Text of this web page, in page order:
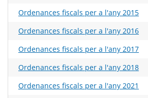
Ordenances fiscals per a l'any 2015
Ordenances fiscals per a l'any 2016
Ordenances fiscals per a l'any 2017
Ordenances fiscals per a l'any 2018
Ordenances fiscals per a l'any 2021